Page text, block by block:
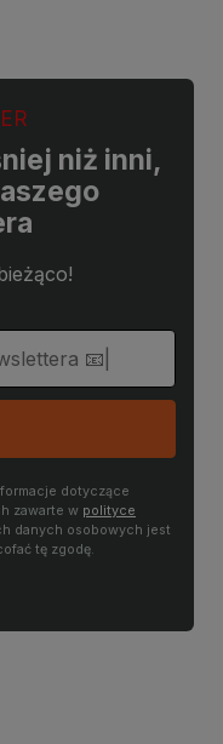
niż inni,
dotyczące
zawarte w polityce
danych osobowych jest
tę zgodę.